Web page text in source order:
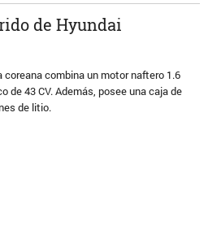
de Hyundai
combina un motor naftero 1.6
de 43 CV. Además, posee una caja de
de litio.